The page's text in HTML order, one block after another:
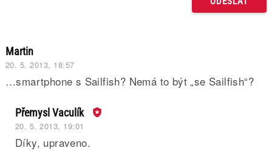
Martin
20. 5. 2013, 18:57
…smartphone s Sailfish? Nemá to být „se Sailfish“?
Přemysl Vaculík
20. 5. 2013, 19:01
Díky, upraveno.